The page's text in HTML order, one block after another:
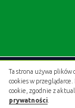
Ta strona używa plików
cookies w
cookie, zgodnie z
prywatności